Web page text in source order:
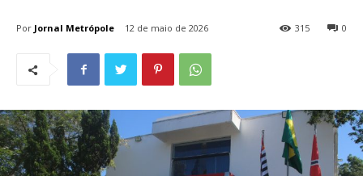
Por Jornal Metrópole 12 de maio de 2026 0
315